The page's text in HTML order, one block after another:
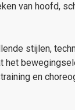
van hoofd,
stijlen,
en